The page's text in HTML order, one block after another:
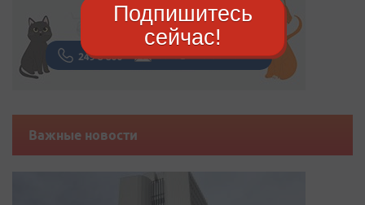
Важные новости
Подпишитесь
сейчас!